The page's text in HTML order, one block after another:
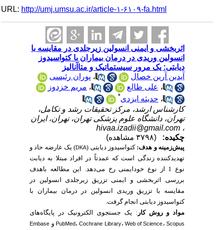
URL:http://umj.umsu.ac.ir/article-۱-۶۱۰۹-fa.html
اثربخشی و ایمنی انسولین زیرجلدی در مقایسه با
انسولین وریدی در درمان بیماران با کتواسیدوز
دیابتی: یک مرور سیستماتیک و متاآنالیز
آیدین آرین خصال
،پوران رئیسی
،علی طالع ،مریم خزدوز
،حدیثه ایزدی
کارشناس ارشد، مرکز تحقیقات رشد و تکامل،
تهران، دانشگاه علوم پزشکی تهران، تهران، ایران
hivaa.izadii@gmail.com
چکیده:
پیش‌زمینه و هدف:کتواسیدوز دیابتی ( DKA) یک عارضه حاد و
تهدیدکننده زندگی است که عمدتاً در افراد مبتلا به دیابت
نوع 1 از نوع خودایمنی رخ می‌دهد. این مطالعه باهدف
بررسی اثربخشی و ایمنی تزریق زیرجلدی انسولین در
مقایسه با تزریق وریدی انسولین در درمان بیماران با
کتواسیدوز دیابتی انجام گرفت.
مواد و روش کار: یک جستجوی الکترونیک در پایگاه‌های
PubMed،Cochrane Library،Web of Science،Scopus و Embase